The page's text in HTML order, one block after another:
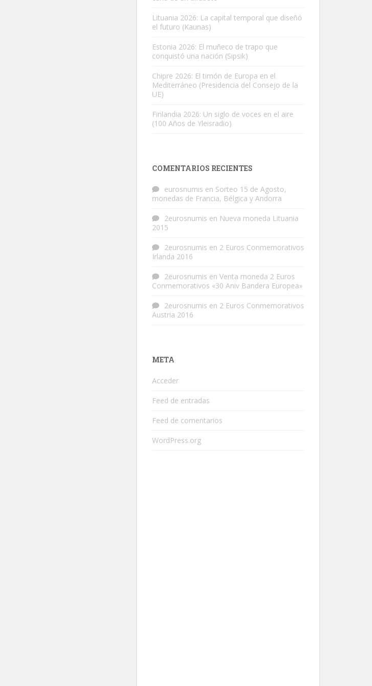
Lituania 2026: La capital temporal que diseñó
el futuro (Kaunas)
Estonia 2026: El muñeco de trapo que
conquistó una nación (Sipsik)
Chipre 2026: El timón de Europa en el
Mediterráneo (Presidencia del Consejo de la
UE)
Finlandia 2026: Un siglo de voces en el aire
(100 Años de Yleisradio)
COMENTARIOS RECIENTES
eurosnumis en Sorteo 15 de Agosto,
monedas de Francia, Bélgica y Andorra
2eurosnumis en Nueva moneda Lituania
2015
2eurosnumis en 2 Euros Conmemorativos
Irlanda 2016
2eurosnumis en Venta moneda 2 Euros
Conmemorativos «30 Aniv Bandera Europea»
2eurosnumis en 2 Euros Conmemorativos
Austria 2016
META
Acceder
Feed de entradas
Feed de comentarios
WordPress.org